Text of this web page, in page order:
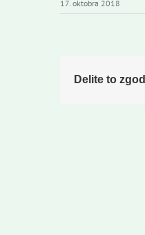
17. oktobra 2018
Delite to